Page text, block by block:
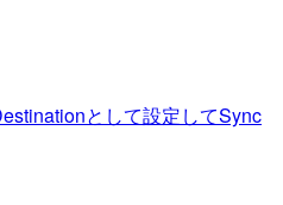
として設定してSync